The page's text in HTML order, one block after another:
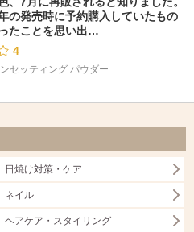
の発売時に予約購入していたもの
たことを思い出…
4
セッティング パウダー
日焼け対策・ケア
ネイル
ヘアケア・スタイリング